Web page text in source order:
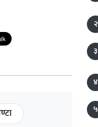
२
३
४
५